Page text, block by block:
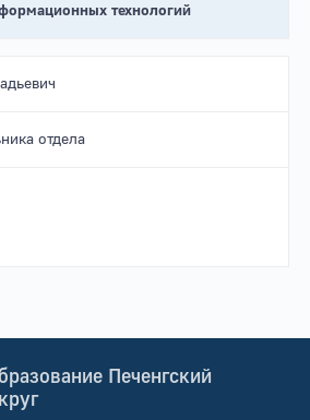
технологий
отдела
Печенгский